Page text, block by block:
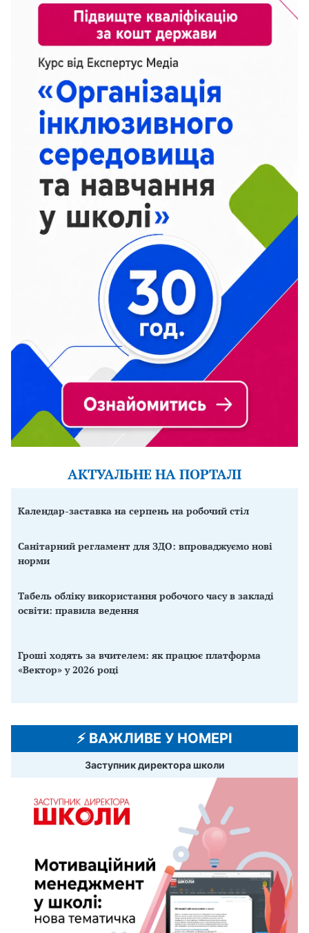
АКТУАЛЬНЕ НА ПОРТАЛІ
Календар-заставка на серпень на робочий стіл
Санітарний регламент для ЗДО: впроваджуємо нові
норми
Табель обліку використання робочого часу в закладі
освіти: правила ведення
Гроші ходять за вчителем: як працює платформа
«Вектор» у 2026 році
⚡️ ВАЖЛИВЕ У НОМЕРІ
Заступник директора школи